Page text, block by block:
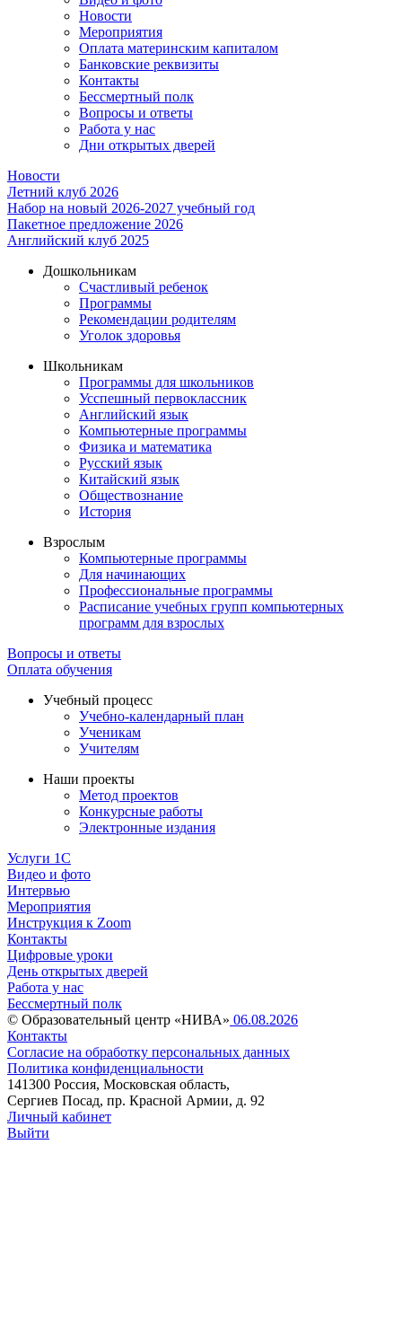
Новости
Мероприятия
Оплата материнским капиталом
Банковские реквизиты
Контакты
Бессмертный полк
Вопросы и ответы
Работа у нас
Дни открытых дверей
Новости
Летний клуб 2026
Набор на новый 2026-2027 учебный год
Пакетное предложение 2026
Английский клуб 2025
Дошкольникам
Счастливый ребенок
Программы
Рекомендации родителям
Уголок здоровья
Школьникам
Программы для школьников
Усспешный первоклассник
Английский язык
Компьютерные программы
Физика и математика
Русский язык
Китайский язык
Обществознание
История
Взрослым
Компьютерные программы
Для начинающих
Профессиональные программы
Расписание учебных групп компьютерных
программ для взрослых
Вопросы и ответы
Оплата обучения
Учебный процесс
Учебно-календарный план
Ученикам
Учителям
Наши проекты
Метод проектов
Конкурсные работы
Электронные издания
Услуги 1C
Видео и фото
Интервью
Мероприятия
Инструкция к Zoom
Контакты
Цифровые уроки
День открытых дверей
Работа у нас
Бессмертный полк
© Образовательный центр «НИВА» 06.08.2026
Контакты
Согласие на обработку персональных данных
Политика конфиденциальности
141300 Россия, Московская область,
Сергиев Посад, пр. Красной Армии, д. 92
Личный кабинет
Выйти